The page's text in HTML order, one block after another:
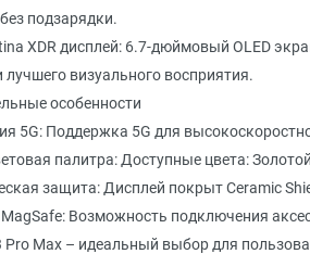
подзарядки.
XDR дисплей: 6.7-дюймовый OLED
лучшего визуального восприятия.
особенности
5G: Поддержка 5G для
палитра: Доступные цвета:
защита: Дисплей покрыт Ceramic
Возможность подключения
Pro Max – идеальный выбор для